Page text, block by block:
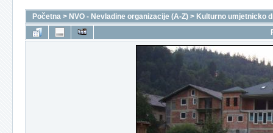
Početna > NVO - Nevladine organizacije (A-Z) > Kulturno umjetnicko